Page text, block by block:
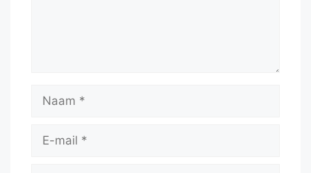
Naam